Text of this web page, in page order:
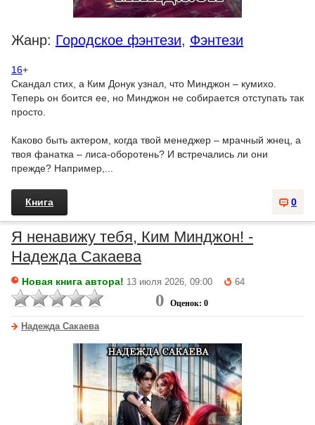
Жанр: Городское фэнтези, Фэнтези
16+
Скандал стих, а Ким Донук узнал, что Минджон – кумихо.
Теперь он боится ее, но Минджон не собирается отступать так
просто.
Каково быть актером, когда твой менеджер – мрачный жнец, а
твоя фанатка – лиса-оборотень? И встречались ли они
прежде? Например,...
0
Книга
Я ненавижу тебя, Ким Минджон! -
Надежда Сакаева
Новая книга автора! 13 июля 2026, 09:00 64
0 Оценок: 0
Надежда Сакаева